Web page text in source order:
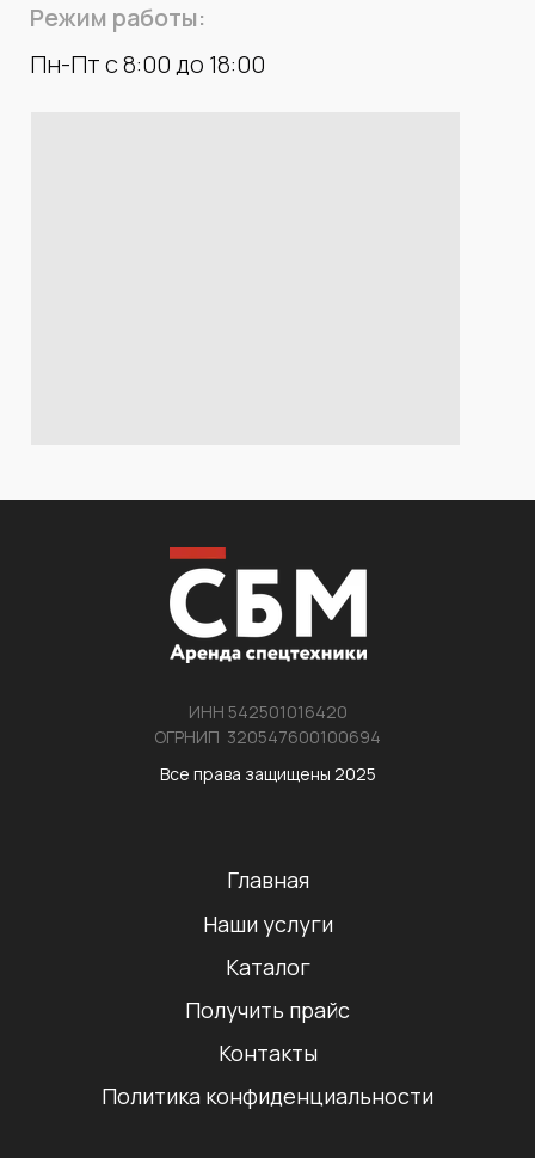
Пн-Пт с 8:00 до 18:00
Режим работы:
ИНН 542501016420
ОГРНИП 320547600100694
Все права защищены 2025
Главная
Наши услуги
Каталог
Получить прайс
Контакты
Политика конфиденциальности